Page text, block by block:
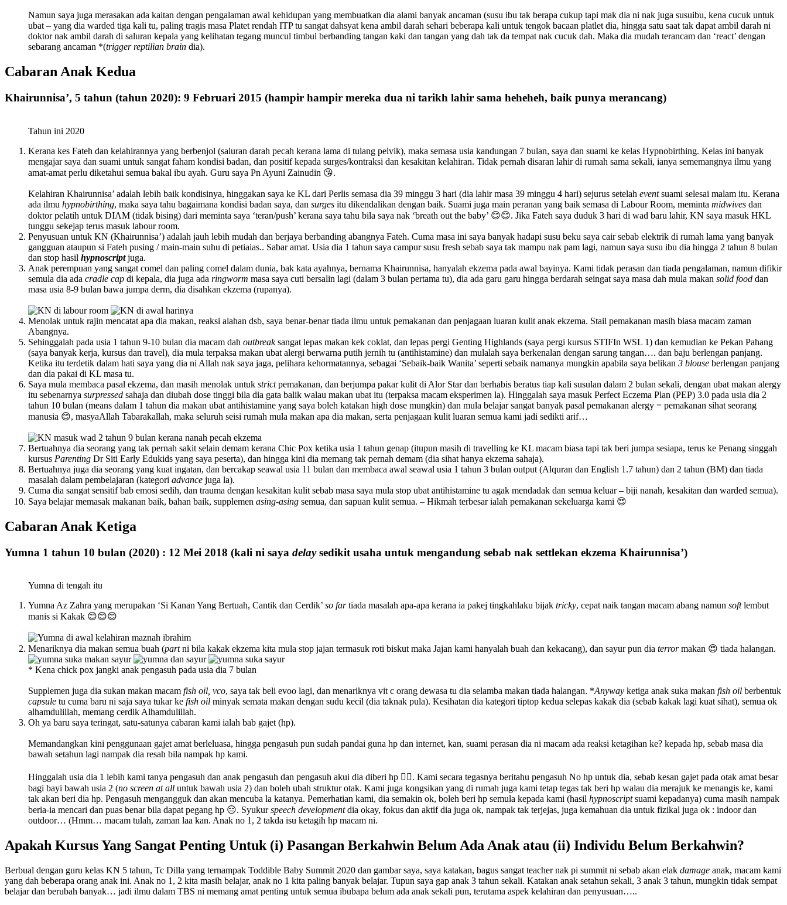
Namun saya juga merasakan ada kaitan dengan pengalaman awal kehidupan yang membuatkan dia alami banyak ancaman (susu ibu tak berapa cukup tapi mak dia ni nak juga susuibu, kena cucuk untuk
ubat – yang dia warded tiga kali tu, paling tragis masa Platet rendah ITP tu sangat dahsyat kena ambil darah sehari beberapa kali untuk tengok bacaan platlet dia, hingga satu saat tak dapat ambil darah ni
doktor nak ambil darah di saluran kepala yang kelihatan tegang muncul timbul berbanding tangan kaki dan tangan yang dah tak da tempat nak cucuk dah. Maka dia mudah terancam dan ‘react’ dengan
sebarang ancaman *(trigger reptilian brain dia).
Cabaran Anak Kedua
Khairunnisa’, 5 tahun (tahun 2020): 9 Februari 2015 (hampir hampir mereka dua ni tarikh lahir sama heheheh, baik punya merancang)
Tahun ini 2020
Kerana kes Fateh dan kelahirannya yang berbenjol (saluran darah pecah kerana lama di tulang pelvik), maka semasa usia kandungan 7 bulan, saya dan suami ke kelas Hypnobirthing. Kelas ini banyak
mengajar saya dan suami untuk sangat faham kondisi badan, dan positif kepada surges/kontraksi dan kesakitan kelahiran. Tidak pernah disaran lahir di rumah sama sekali, ianya sememangnya ilmu yang
amat-amat perlu diketahui semua bakal ibu ayah. Guru saya Pn Ayuni Zainudin 😘.
Kelahiran Khairunnisa’ adalah lebih baik kondisinya, hinggakan saya ke KL dari Perlis semasa dia 39 minggu 3 hari (dia lahir masa 39 minggu 4 hari) sejurus setelah eventsuami selesai malam itu. Kerana
ada ilmu hypnobirthing, maka saya tahu bagaimana kondisi badan saya, dan surges itu dikendalikan dengan baik. Suami juga main peranan yang baik semasa di Labour Room, meminta midwives dan
doktor pelatih untuk DIAM (tidak bising) dari meminta saya ‘teran/push’ kerana saya tahu bila saya nak ‘breath out the baby’ 😊😊. Jika Fateh saya duduk 3 hari di wad baru lahir, KN saya masuk HKL
tunggu sekejap terus masuk labour room.
Penyusuan untuk KN (Khairunnisa’) adalah jauh lebih mudah dan berjaya berbanding abangnya Fateh. Cuma masa ini saya banyak hadapi susu beku saya cair sebab elektrik di rumah lama yang banyak
gangguan ataupun si Fateh pusing / main-main suhu di petiaias.. Sabar amat. Usia dia 1 tahun saya campur susu fresh sebab saya tak mampu nak pam lagi, namun saya susu ibu dia hingga 2 tahun 8 bulan
dan stop hasil hypnoscriptjuga.
Anak perempuan yang sangat comel dan paling comel dalam dunia, bak kata ayahnya, bernama Khairunnisa, hanyalah ekzema pada awal bayinya. Kami tidak perasan dan tiada pengalaman, namun difikir
semula dia ada cradle cap di kepala, dia juga ada ringworm masa saya cuti bersalin lagi (dalam 3 bulan pertama tu), dia ada garu garu hingga berdarah seingat saya masa dah mula makan solid food dan
masa usia 8-9 bulan bawa jumpa derm, dia disahkan ekzema (rupanya).
Menolak untuk rajin mencatat apa dia makan, reaksi alahan dsb, saya benar-benar tiada ilmu untuk pemakanan dan penjagaan luaran kulit anak ekzema. Stail pemakanan masih biasa macam zaman
Abangnya.
Sehinggalah pada usia 1 tahun 9-10 bulan dia macam dah outbreaksangat lepas makan kek coklat, dan lepas pergi Genting Highlands (saya pergi kursus STIFIn WSL 1) dan kemudian ke Pekan Pahang
(saya banyak kerja, kursus dan travel), dia mula terpaksa makan ubat alergi berwarna putih jernih tu (antihistamine) dan mulalah saya berkenalan dengan sarung tangan…. dan baju berlengan panjang.
Ketika itu terdetik dalam hati saya yang dia ni Allah nak saya jaga, pelihara kehormatannya, sebagai ‘Sebaik-baik Wanita’ seperti sebaik namanya mungkin apabila saya belikan 3 blouse berlengan panjang
dan dia pakai di KL masa tu.
Saya mula membaca pasal ekzema, dan masih menolak untuk strictpemakanan, dan berjumpa pakar kulit di Alor Star dan berhabis beratus tiap kali susulan dalam 2 bulan sekali, dengan ubat makan alergy
itu sebenarnya surpressed sahaja dan diubah dose tinggi bila dia gata balik walau makan ubat itu (terpaksa macam eksperimen la). Hinggalah saya masuk Perfect Eczema Plan (PEP) 3.0 pada usia dia 2
tahun 10 bulan (means dalam 1 tahun dia makan ubat antihistamine yang saya boleh katakan high dose mungkin) dan mula belajar sangat banyak pasal pemakanan alergy = pemakanan sihat seorang
manusia 😊, masyaAllah Tabarakallah, maka seluruh seisi rumah mula makan apa dia makan, serta penjagaan kulit luaran semua kami jadi sedikti arif…
Bertuahnya dia seorang yang tak pernah sakit selain demam kerana Chic Pox ketika usia 1 tahun genap (itupun masih di travelling ke KL macam biasa tapi tak beri jumpa sesiapa, terus ke Penang singgah
kursus Parenting Dr Siti Early Edukids yang saya peserta), dan hingga kini dia memang tak pernah demam (dia sihat hanya ekzema sahaja).
Bertuahnya juga dia seorang yang kuat ingatan, dan bercakap seawal usia 11 bulan dan membaca awal seawal usia 1 tahun 3 bulan output (Alquran dan English 1.7 tahun) dan 2 tahun (BM) dan tiada
masalah dalam pembelajaran (kategori advance juga la).
Cuma dia sangat sensitif bab emosi sedih, dan trauma dengan kesakitan kulit sebab masa saya mula stop ubat antihistamine tu agak mendadak dan semua keluar – biji nanah, kesakitan dan warded semua).
Saya belajar memasak makanan baik, bahan baik, supplemen asing-asing semua, dan sapuan kulit semua. – Hikmah terbesar ialah pemakanan sekeluarga kami 😍
Cabaran Anak Ketiga
Yumna 1 tahun 10 bulan (2020) : 12 Mei 2018 (kali ni saya delaysedikit usaha untuk mengandung sebab nak settlekan ekzema Khairunnisa’)
Yumna di tengah itu
Yumna Az Zahra yang merupakan ‘Si Kanan Yang Bertuah, Cantik dan Cerdik’ so fartiada masalah apa-apa kerana ia pakej tingkahlaku bijak tricky, cepat naik tangan macam abang namun softlembut
manis si Kakak 😊😊😊
Menariknya dia makan semua buah (partni bila kakak ekzema kita mula stop jajan termasuk roti biskut maka Jajan kami hanyalah buah dan kekacang), dan sayur pun dia terrormakan 😍 tiada halangan.
* Kena chick pox jangki anak pengasuh pada usia dia 7 bulan
Supplemen juga dia sukan makan macam fish oil, vco, saya tak beli evoo lagi, dan menariknya vit c orang dewasa tu dia selamba makan tiada halangan. *Anyway ketiga anak suka makan fish oil berbentuk
capsule tu cuma baru ni saja saya tukar ke fish oil minyak semata makan dengan sudu kecil (dia taknak pula). Kesihatan dia kategori tiptop kedua selepas kakak dia (sebab kakak lagi kuat sihat), semua ok
alhamdulillah, memang cerdik Alhamdulillah.
Oh ya baru saya teringat, satu-satunya cabaran kami ialah bab gajet (hp).
Memandangkan kini penggunaan gajet amat berleluasa, hingga pengasuh pun sudah pandai guna hp dan internet, kan, suami perasan dia ni macam ada reaksi ketagihan ke? kepada hp, sebab masa dia
bawah setahun lagi nampak dia resah bila nampak hp kami.
Hinggalah usia dia 1 lebih kami tanya pengasuh dan anak pengasuh dan pengasuh akui dia diberi hp 🤦‍♀️. Kami secara tegasnya beritahu pengasuh No hp untuk dia, sebab kesan gajet pada otak amat besar
bagi bayi bawah usia 2 (no screen at all untuk bawah usia 2) dan boleh ubah struktur otak. Kami juga kongsikan yang di rumah juga kami tetap tegas tak beri hp walau dia merajuk ke menangis ke, kami
tak akan beri dia hp. Pengasuh mengangguk dan akan mencuba la katanya. Pemerhatian kami, dia semakin ok, boleh beri hp semula kepada kami (hasil hypnoscriptsuami kepadanya) cuma masih nampak
beria-ia mencari dan puas benar bila dapat pegang hp 😑. Syukurspeech developmentdia okay, fokus dan aktif dia juga ok, nampak tak terjejas, juga kemahuan dia untuk fizikal juga ok : indoor dan
outdoor… (Hmm… macam tulah, zaman laa kan. Anak no 1, 2 takda isu ketagih hp macam ni.
Apakah Kursus Yang Sangat Penting Untuk (i) Pasangan Berkahwin Belum Ada Anak atau (ii) Individu Belum Berkahwin?
Berbual dengan guru kelas KN 5 tahun, Tc Dilla yang ternampak Toddible Baby Summit 2020 dan gambar saya, saya katakan, bagus sangat teacher nak pi summit ni sebab akan elak damage anak, macam kami
yang dah beberapa orang anak ini. Anak no 1, 2 kita masih belajar, anak no 1 kita paling banyak belajar. Tupun saya gap anak 3 tahun sekali. Katakan anak setahun sekali, 3 anak 3 tahun, mungkin tidak sempat
belajar dan berubah banyak… jadi ilmu dalam TBS ni memang amat penting untuk semua ibubapa belum ada anak sekali pun, terutama aspek kelahiran dan penyusuan…..